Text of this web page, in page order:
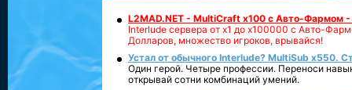
L2MAD.NET - MultiCraft x100 с Авто-Фармом
Interlude сервера от х1 до х100000 с Авто-
Долларов, множество игроков, врывайся!
Устал от обычного Interlude? MultiSub x550.
Один герой. Четыре профессии. Переноси
открывай сотни комбинаций умений.